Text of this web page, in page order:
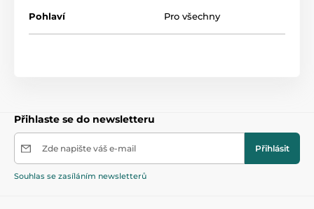
Pohlaví Pro všechny
Přihlaste se do newsletteru
Zde napište váš e-mail Přihlásit
Souhlas se zasíláním newsletterů